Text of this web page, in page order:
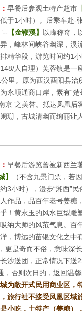
早餐后参观土特产超市
低于1小时）。后乘车赴-
【金鞭溪】
以峰称奇，
，峰林间峡谷幽深，溪
精华段，游览时间约1
148/人自理）芙蓉镇是
里。原为西汉酉阳县治
永顺通商口岸，素有“
京”之美誉。抵达凤凰
珊，古城清幽而绚丽让
早餐后游览曾被新西兰
】
（不含九景门票，若
3小时），漫步“湘西”
作品，品百年老号姜糖
！黄永玉的风水巨型雕
纳大师的风范气息。百
，博远的苗银文化之中
更是奇而不俗，意味深
沙送团，正常情况下送
，否则次日的，返回温
为敞开式民用商业区，
旅行社不接受凤凰区域
小吃，土特产（姜糖）